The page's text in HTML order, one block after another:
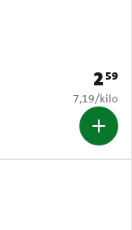
Prijs:
259
€ 7,19 per
7,19/kilo